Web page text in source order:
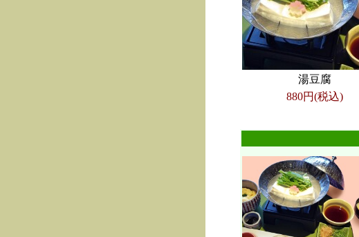
湯豆腐
880円(税込)